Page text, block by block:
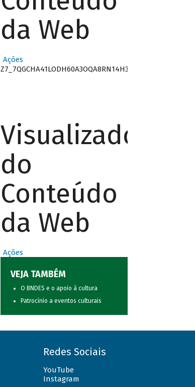
da Web
Ações
Z7_7QGCHA41LODH60A3OQA8RN14H3
Visualizador
do
Conteúdo
da Web
Ações
VEJA TAMBÉM
O BNDES e o apoio à cultura
Patrocínio a eventos culturais
Redes Sociais
YouTube
Instagram